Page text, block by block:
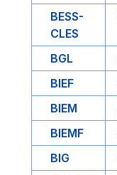
BESS-
CLES
BGL
BIEF
BIEM
BIEMF
BIG